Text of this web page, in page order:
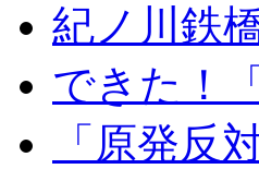
紀ノ川鉄
できた！
「原発反